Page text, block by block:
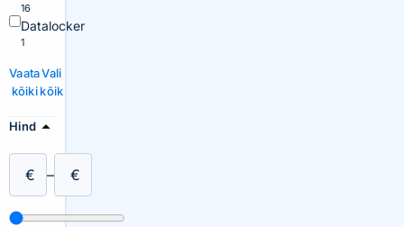
16
Datalocker
1
Vaata
kõiki
Vali
kõik
Hind
€ – €